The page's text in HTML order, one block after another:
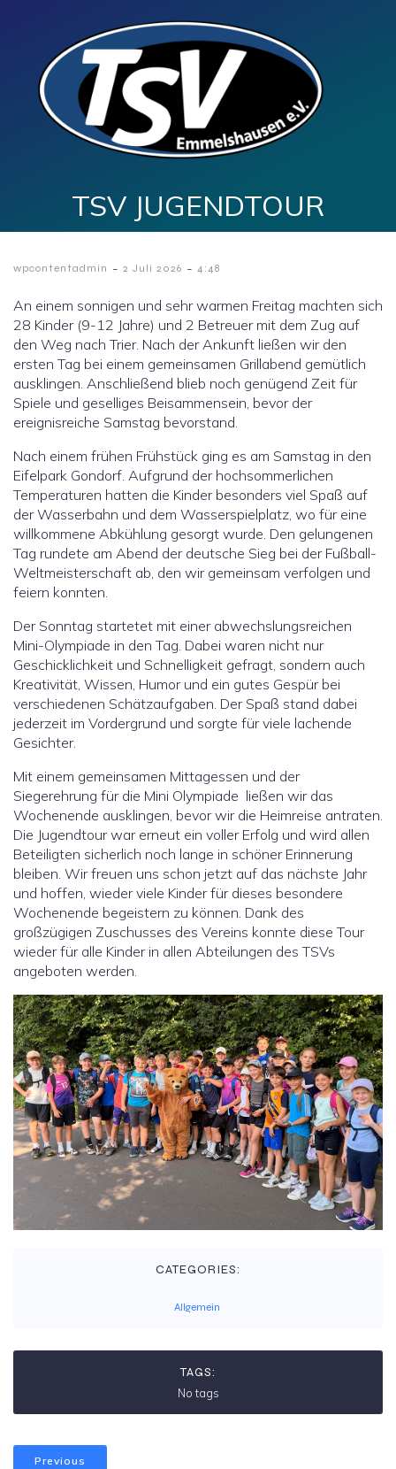
TSV JUGENDTOUR
wpcontentadmin - 2 Juli 2026 - 4:48
An einem sonnigen und sehr warmen Freitag machten sich
28 Kinder (9-12 Jahre) und 2 Betreuer mit dem Zug auf
den Weg nach Trier. Nach der Ankunft ließen wir den
ersten Tag bei einem gemeinsamen Grillabend gemütlich
ausklingen. Anschließend blieb noch genügend Zeit für
Spiele und geselliges Beisammensein, bevor der
ereignisreiche Samstag bevorstand.
Nach einem frühen Frühstück ging es am Samstag in den
Eifelpark Gondorf. Aufgrund der hochsommerlichen
Temperaturen hatten die Kinder besonders viel Spaß auf
der Wasserbahn und dem Wasserspielplatz, wo für eine
willkommene Abkühlung gesorgt wurde. Den gelungenen
Tag rundete am Abend der deutsche Sieg bei der Fußball-
Weltmeisterschaft ab, den wir gemeinsam verfolgen und
feiern konnten.
Der Sonntag startetet mit einer abwechslungsreichen
Mini-Olympiade in den Tag. Dabei waren nicht nur
Geschicklichkeit und Schnelligkeit gefragt, sondern auch
Kreativität, Wissen, Humor und ein gutes Gespür bei
verschiedenen Schätzaufgaben. Der Spaß stand dabei
jederzeit im Vordergrund und sorgte für viele lachende
Gesichter.
Mit einem gemeinsamen Mittagessen und der
Siegerehrung für die Mini Olympiade ließen wir das
Wochenende ausklingen, bevor wir die Heimreise antraten.
Die Jugendtour war erneut ein voller Erfolg und wird allen
Beteiligten sicherlich noch lange in schöner Erinnerung
bleiben. Wir freuen uns schon jetzt auf das nächste Jahr
und hoffen, wieder viele Kinder für dieses besondere
Wochenende begeistern zu können. Dank des
großzügigen Zuschusses des Vereins konnte diese Tour
wieder für alle Kinder in allen Abteilungen des TSVs
angeboten werden.
CATEGORIES:
Allgemein
TAGS:
No tags
Previous